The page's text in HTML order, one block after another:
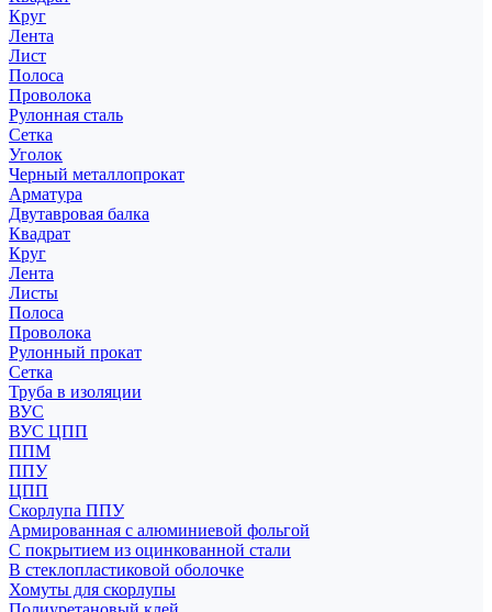
Круг
Лента
Лист
Полоса
Проволока
Рулонная сталь
Сетка
Уголок
Черный металлопрокат
Арматура
Двутавровая балка
Квадрат
Круг
Лента
Листы
Полоса
Проволока
Рулонный прокат
Сетка
Труба в изоляции
ВУС
ВУС ЦПП
ППМ
ППУ
ЦПП
Скорлупа ППУ
Армированная с алюминиевой фольгой
С покрытием из оцинкованной стали
В стеклопластиковой оболочке
Хомуты для скорлупы